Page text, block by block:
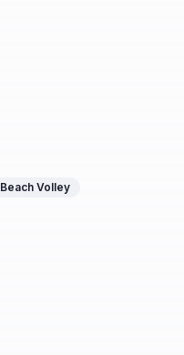
Beach Volley